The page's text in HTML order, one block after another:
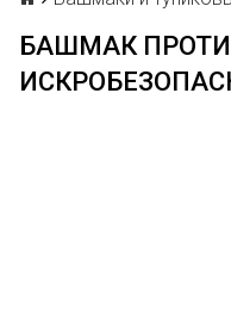
БАШМАК